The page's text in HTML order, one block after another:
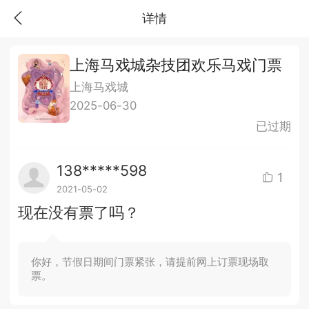
详情
上海马戏城杂技团欢乐马戏门票
上海马戏城
2025-06-30
已过期
138*****598
2021-05-02
1
现在没有票了吗？
你好，节假日期间门票紧张，请提前网上订票现场取
票。